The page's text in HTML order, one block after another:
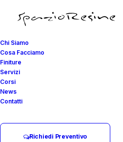
Chi Siamo
Cosa Facciamo
Finiture
Servizi
Corsi
News
Contatti
Richiedi Preventivoigiene